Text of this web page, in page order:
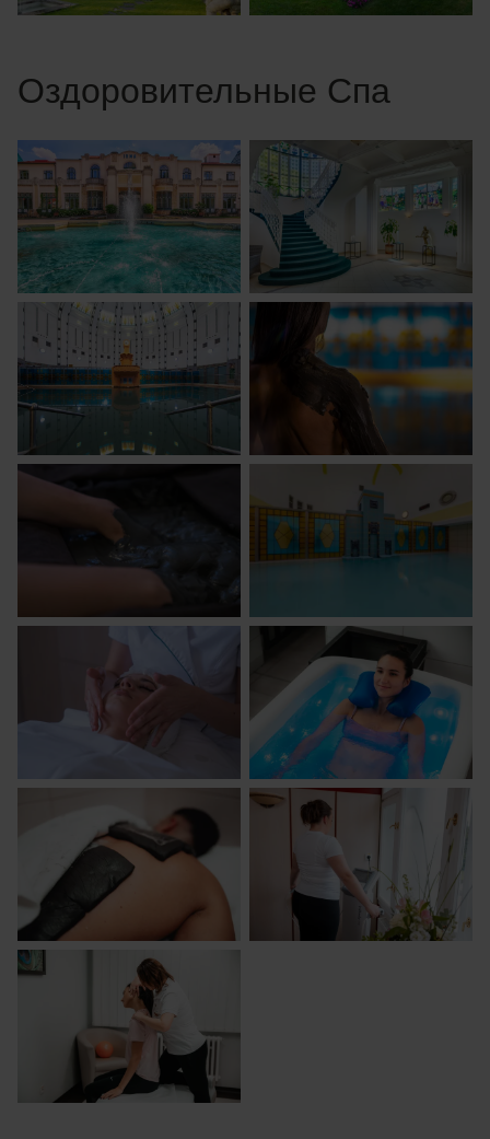
Оздоровительные Спа